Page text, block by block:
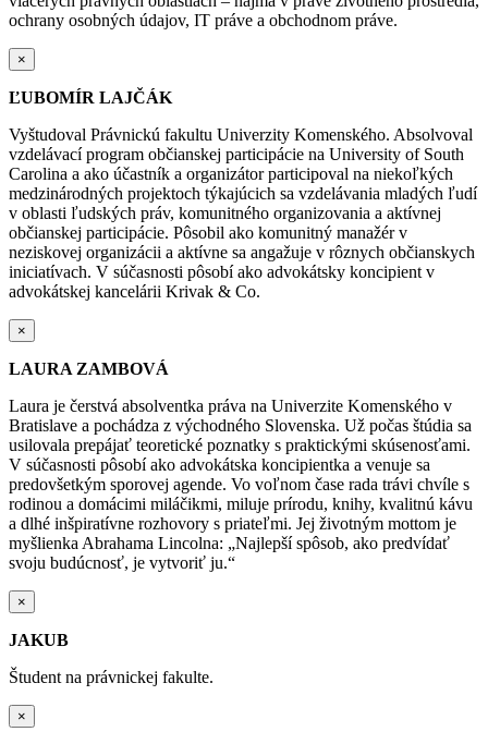
ochrany osobných údajov, IT práve a obchodnom práve.
×
ĽUBOMÍR LAJČÁK
Vyštudoval Právnickú fakultu Univerzity Komenského. Absolvoval
vzdelávací program občianskej participácie na University of South
Carolina a ako účastník a organizátor participoval na niekoľkých
medzinárodných projektoch týkajúcich sa vzdelávania mladých ľudí
v oblasti ľudských práv, komunitného organizovania a aktívnej
občianskej participácie. Pôsobil ako komunitný manažér v
neziskovej organizácii a aktívne sa angažuje v rôznych občianskych
iniciatívach. V súčasnosti pôsobí ako advokátsky koncipient v
advokátskej kancelárii Krivak & Co.
×
LAURA ZAMBOVÁ
Laura je čerstvá absolventka práva na Univerzite Komenského v
Bratislave a pochádza z východného Slovenska. Už počas štúdia sa
usilovala prepájať teoretické poznatky s praktickými skúsenosťami.
V súčasnosti pôsobí ako advokátska koncipientka a venuje sa
predovšetkým sporovej agende. Vo voľnom čase rada trávi chvíle s
rodinou a domácimi miláčikmi, miluje prírodu, knihy, kvalitnú kávu
a dlhé inšpiratívne rozhovory s priateľmi. Jej životným mottom je
myšlienka Abrahama Lincolna: „Najlepší spôsob, ako predvídať
svoju budúcnosť, je vytvoriť ju.“
×
JAKUB
Študent na právnickej fakulte.
×